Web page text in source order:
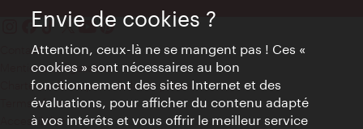
Contact
Mentions obligatoires
Charte sur le respect de la vie privée
Terms of Use
Accessibilité
Envie de cookies ?
Attention, ceux-là ne se mangent pas ! Ces «
cookies » sont nécessaires au bon
fonctionnement des sites Internet et des
évaluations, pour afficher du contenu adapté
à vos intérêts et vous offrir le meilleur service